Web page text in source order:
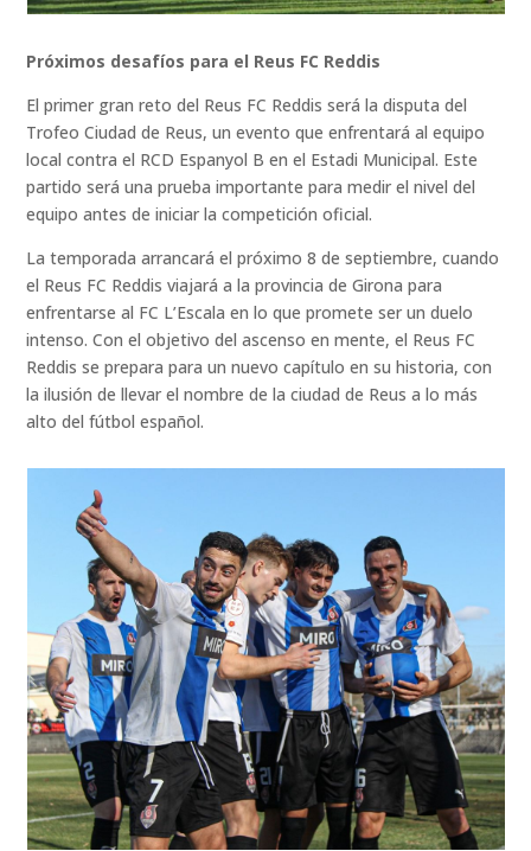
Próximos desafíos para el Reus FC Reddis
El primer gran reto del Reus FC Reddis será la disputa del
Trofeo Ciudad de Reus, un evento que enfrentará al equipo
local contra el RCD Espanyol B en el Estadi Municipal. Este
partido será una prueba importante para medir el nivel del
equipo antes de iniciar la competición oficial.
La temporada arrancará el próximo 8 de septiembre, cuando
el Reus FC Reddis viajará a la provincia de Girona para
enfrentarse al FC L’Escala en lo que promete ser un duelo
intenso. Con el objetivo del ascenso en mente, el Reus FC
Reddis se prepara para un nuevo capítulo en su historia, con
la ilusión de llevar el nombre de la ciudad de Reus a lo más
alto del fútbol español.